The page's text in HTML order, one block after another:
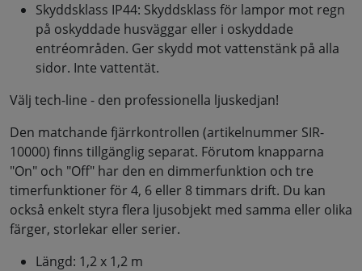
Skyddsklass IP44: Skyddsklass för lampor mot regn
på oskyddade husväggar eller i oskyddade
entréområden. Ger skydd mot vattenstänk på alla
sidor. Inte vattentät.
Välj tech-line - den professionella ljuskedjan!
Den matchande fjärrkontrollen (artikelnummer SIR-
10000) finns tillgänglig separat. Förutom knapparna
"On" och "Off" har den en dimmerfunktion och tre
timerfunktioner för 4, 6 eller 8 timmars drift. Du kan
också enkelt styra flera ljusobjekt med samma eller olika
färger, storlekar eller serier.
Längd: 1,2 x 1,2 m